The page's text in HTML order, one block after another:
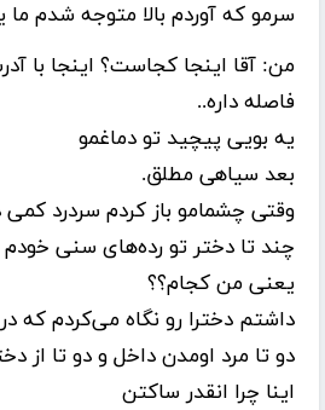
سرمو که آوردم بالا متوجه شدم ما
من: آقا اینجا کجاست؟ اینجا با
فاصله داره..
یه بویی پیچید تو دماغمو
بعد سیاهی مطلق.
وقتی چشمامو باز کردم سردرد
چند تا دختر تو رده‌های سنی خودم
یعنی من کجام؟؟
داشتم دخترا رو نگاه می‌کردم که
دو تا مرد اومدن داخل و دو تا از
اینا چرا انقدر ساکتن